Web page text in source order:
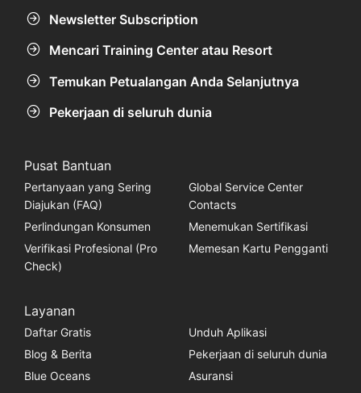
Newsletter Subscription
Mencari Training Center atau Resort
Temukan Petualangan Anda Selanjutnya
Pekerjaan di seluruh dunia
Pusat Bantuan
Pertanyaan yang Sering
Diajukan (FAQ)
Global Service Center
Contacts
Perlindungan Konsumen
Menemukan Sertifikasi
Verifikasi Profesional (Pro
Check)
Memesan Kartu Pengganti
Layanan
Daftar Gratis
Unduh Aplikasi
Blog & Berita
Pekerjaan di seluruh dunia
Blue Oceans
Asuransi